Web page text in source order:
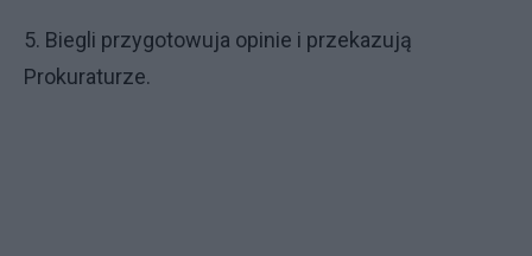
5. Biegli przygotowuja opinie i przekazują
Prokuraturze.